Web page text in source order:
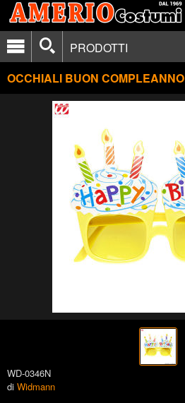
PRODOTTI
OCCHIALI BUON COMPLEANNO
WD-0346N
di Widmann